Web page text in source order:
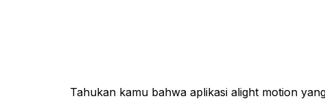
Tahukan kamu bahwa aplikasi alight motion